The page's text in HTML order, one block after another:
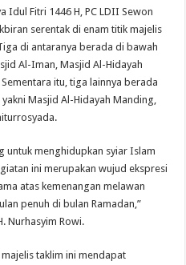
Idul Fitri 1446 H, PC LDII Sewon
serentak di enam titik majelis
di antaranya berada di bawah
Al-Iman, Masjid Al-Hidayah
itu, tiga lainnya berada
Masjid Al-Hidayah Manding,
untuk menghidupkan syiar Islam
ini merupakan wujud ekspresi
atas kemenangan melawan
penuh di bulan Ramadan,”
Nurhasyim Rowi.
taklim ini mendapat